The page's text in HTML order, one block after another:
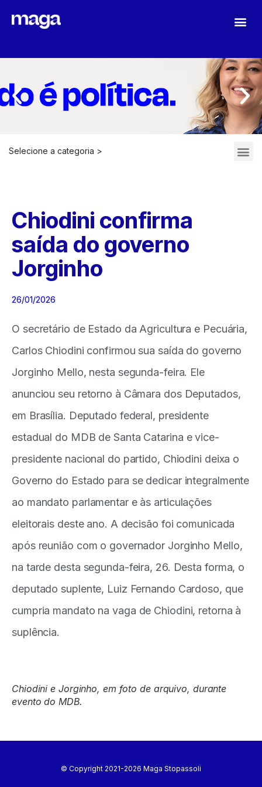
Selecione a categoria >
Chiodini confirma
saída do governo
Jorginho
26/01/2026
O secretário de Estado da Agricultura e Pecuária,
Carlos Chiodini confirmou sua saída do governo
Jorginho Mello, nesta segunda-feira. Ele
anunciou seu retorno à Câmara dos Deputados,
em Brasília. Deputado federal, presidente
estadual do MDB de Santa Catarina e vice-
presidente nacional do partido, Chiodini deixa o
Governo do Estado para se dedicar integralmente
ao mandato parlamentar e às articulações
eleitorais deste ano. A decisão foi comunicada
após reunião com o governador Jorginho Mello,
na tarde desta segunda-feira, 26. Desta forma, o
deputado suplente, Luiz Fernando Cardoso, que
cumpria mandato na vaga de Chiodini, retorna à
suplência.
Chiodini e Jorginho, em foto de arquivo, durante
evento do MDB.
© Copyright 2021-2026 Maga Stopassoli